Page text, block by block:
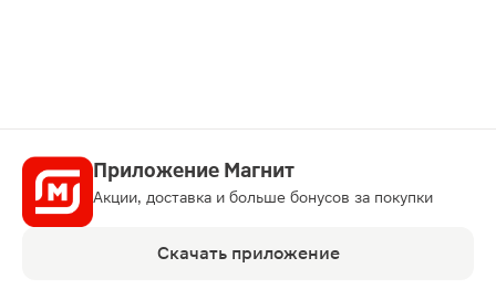
Приложение Магнит
Акции, доставка и больше бонусов за покупки
Скачать приложение